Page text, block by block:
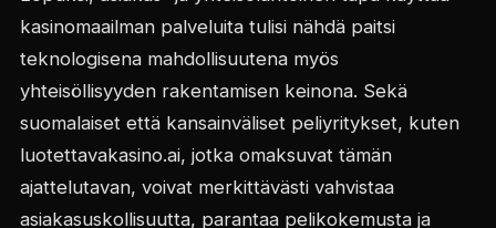
kasinomaailman palveluita tulisi nähdä paitsi
teknologisena mahdollisuutena myös
yhteisöllisyyden rakentamisen keinona. Sekä
suomalaiset että kansainväliset peliyritykset, kuten
luotettavakasino.ai, jotka omaksuvat tämän
ajattelutavan, voivat merkittävästi vahvistaa
asiakasuskollisuutta, parantaa pelikokemusta ja